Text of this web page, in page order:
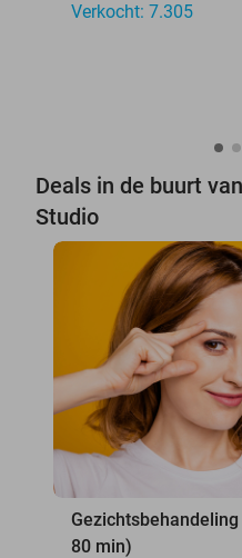
Verkocht: 7.305
Deals in de buurt
Studio
80 min)